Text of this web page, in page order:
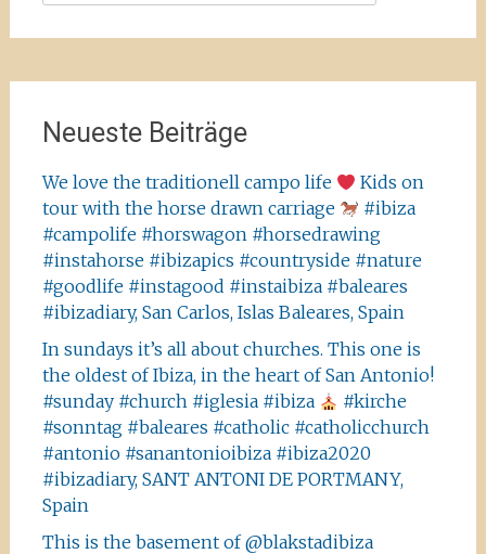
Neueste Beiträge
We love the traditionell campo life
Kids on
tour with the horse drawn carriage
#ibiza
#campolife #horswagon #horsedrawing
#instahorse #ibizapics #countryside #nature
#goodlife #instagood #instaibiza #baleares
#ibizadiary, San Carlos, Islas Baleares, Spain
In sundays it’s all about churches. This one is
the oldest of Ibiza, in the heart of San Antonio!
#sunday #church #iglesia #ibiza
#kirche
#sonntag #baleares #catholic #catholicchurch
#antonio #sanantonioibiza #ibiza2020
#ibizadiary, SANT ANTONI DE PORTMANY,
Spain
This is the basement of @blakstadibiza